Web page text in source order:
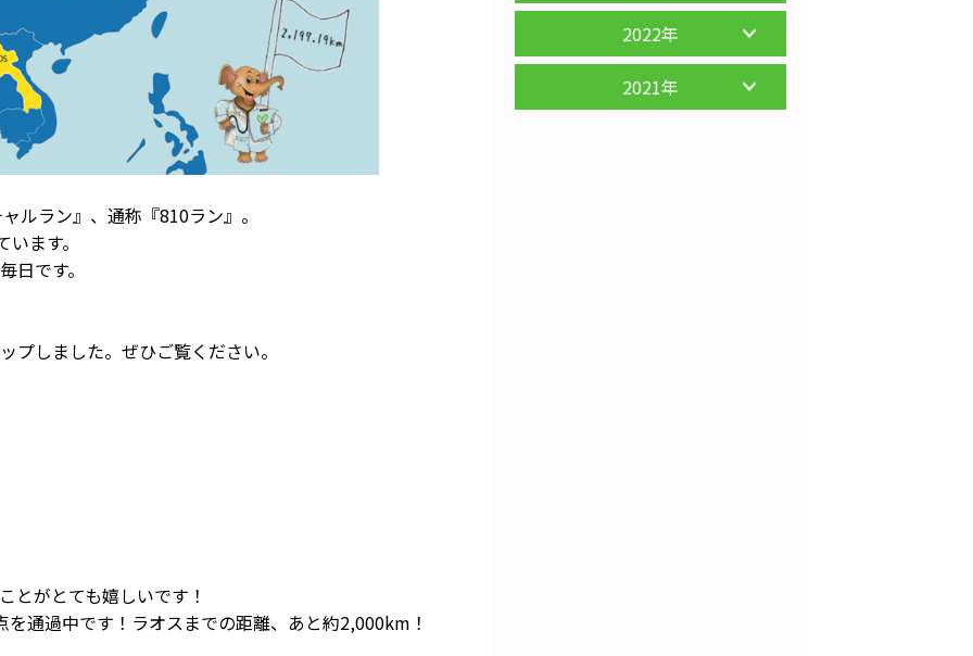
ルラン』、通称『810ラン』。
ます。
日です。
プしました。ぜひご覧ください。
とがとても嬉しいです！
通過中です！ラオスまでの距離、あと約2,000km！
2022年
2021年